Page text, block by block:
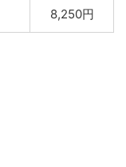
8,250円